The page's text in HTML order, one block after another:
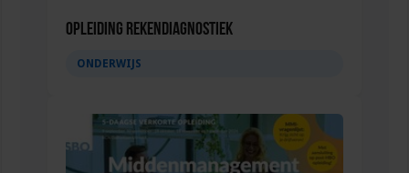
Opleiding Rekendiagnostiek
ONDERWIJS